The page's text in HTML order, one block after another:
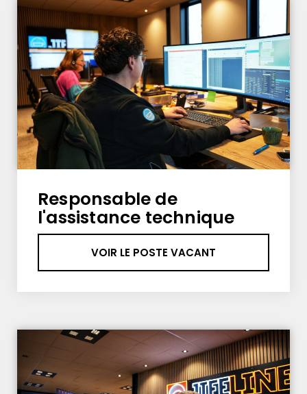
Responsable de
l'assistance technique
VOIR LE POSTE VACANT